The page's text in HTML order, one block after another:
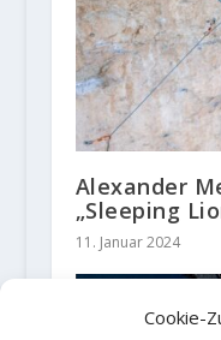
Cookie-
Alexander
„Sleeping
11. Januar 2024